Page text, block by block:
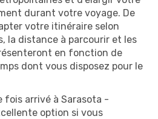
durant votre voyage. De
votre itinéraire selon
la distance à parcourir et les
en fonction de
dont vous disposez pour le
fois arrivé à Sarasota -
option si vous